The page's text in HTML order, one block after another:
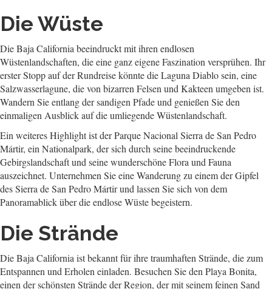
Die Wüste
Die Baja California beeindruckt mit ihren endlosen
Wüstenlandschaften, die eine ganz eigene Faszination versprühen. Ihr
erster Stopp auf der Rundreise könnte die Laguna Diablo sein, eine
Salzwasserlagune, die von bizarren Felsen und Kakteen umgeben ist.
Wandern Sie entlang der sandigen Pfade und genießen Sie den
einmaligen Ausblick auf die umliegende Wüstenlandschaft.
Ein weiteres Highlight ist der Parque Nacional Sierra de San Pedro
Mártir, ein Nationalpark, der sich durch seine beeindruckende
Gebirgslandschaft und seine wunderschöne Flora und Fauna
auszeichnet. Unternehmen Sie eine Wanderung zu einem der Gipfel
des Sierra de San Pedro Mártir und lassen Sie sich von dem
Panoramablick über die endlose Wüste begeistern.
Die Strände
Die Baja California ist bekannt für ihre traumhaften Strände, die zum
Entspannen und Erholen einladen. Besuchen Sie den Playa Bonita,
einen der schönsten Strände der Region, der mit seinem feinen Sand